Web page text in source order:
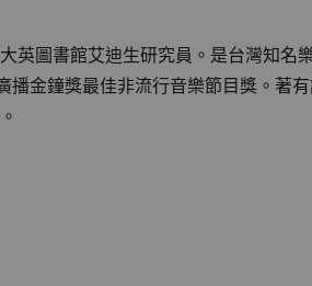
英圖書館艾迪生研究員。是台灣知名
播金鐘獎最佳非流行音樂節目獎。著